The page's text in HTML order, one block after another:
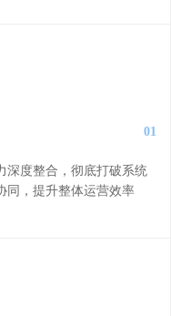
01
深度整合，彻底打破系统
同，提升整体运营效率